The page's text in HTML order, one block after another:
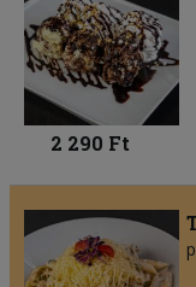
2 290 Ft